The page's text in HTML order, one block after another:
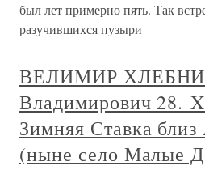
был лет примерно пять. Так
разучившихся пузыри
ВЕЛИМИР
Владимирович 28.
Зимняя Ставка близ
(ныне село Малые